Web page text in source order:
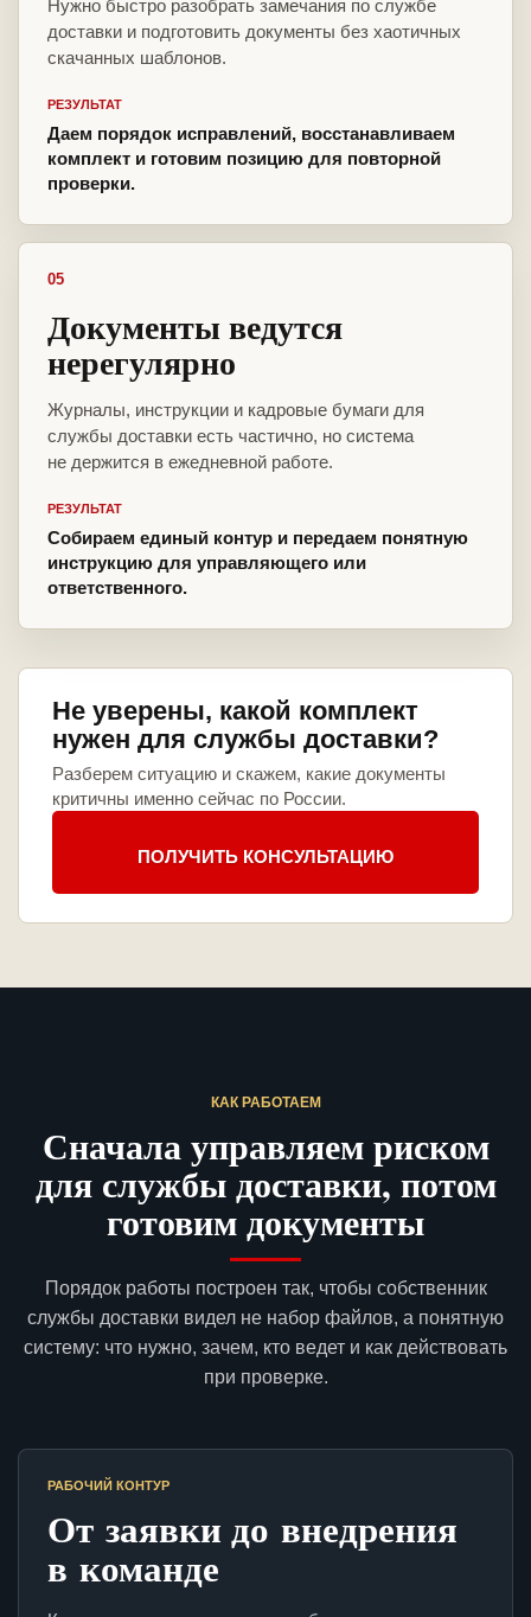
Нужно быстро разобрать замечания по службе
доставки и подготовить документы без хаотичных
скачанных шаблонов.
РЕЗУЛЬТАТ
Даем порядок исправлений, восстанавливаем
комплект и готовим позицию для повторной
проверки.
05
Документы ведутся
нерегулярно
Журналы, инструкции и кадровые бумаги для
службы доставки есть частично, но система
не держится в ежедневной работе.
РЕЗУЛЬТАТ
Собираем единый контур и передаем понятную
инструкцию для управляющего или
ответственного.
Не уверены, какой комплект
нужен для службы доставки?
Разберем ситуацию и скажем, какие документы
критичны именно сейчас по России.
ПОЛУЧИТЬ КОНСУЛЬТАЦИЮ
КАК РАБОТАЕМ
Сначала управляем риском
для службы доставки, потом
готовим документы
Порядок работы построен так, чтобы собственник
службы доставки видел не набор файлов, а понятную
систему: что нужно, зачем, кто ведет и как действовать
при проверке.
РАБОЧИЙ КОНТУР
От заявки до внедрения
в команде